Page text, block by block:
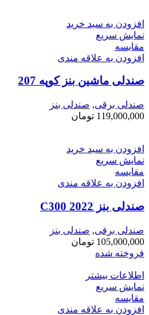
افزودن به سبد خرید
نمایش سریع
مقايسه
افزودن به علاقه مندی
صندلی ماشین بنز کوپه 207
صندلی برقی, صندلی بنز
119,000,000 تومان
افزودن به سبد خرید
نمایش سریع
مقايسه
افزودن به علاقه مندی
صندلی بنز C300 2022
صندلی برقی, صندلی بنز
105,000,000 تومان
فروخته شده
اطلاعات بیشتر
نمایش سریع
مقايسه
افزودن به علاقه مندی